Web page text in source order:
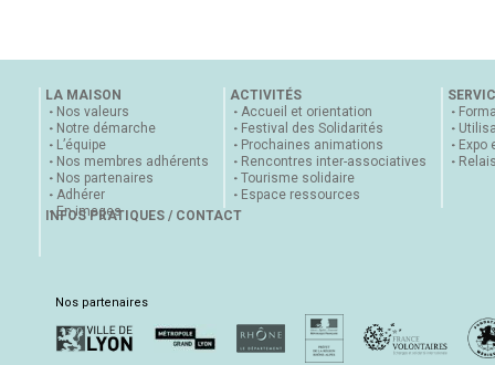
LA MAISON
Nos valeurs
Notre démarche
L’équipe
Nos membres adhérents
Nos partenaires
Adhérer
En images
ACTIVITÉS
Accueil et orientation
Festival des Solidarités
Prochaines animations
Rencontres inter-associatives
Tourisme solidaire
Espace ressources
Expo
INFOS PRATIQUES / CONTACT
Nos partenaires